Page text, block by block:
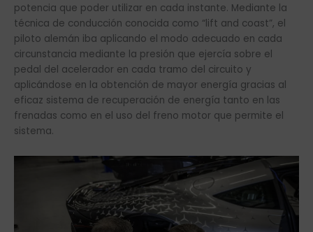
potencia que poder utilizar en cada instante. Mediante la
técnica de conducción conocida como “lift and coast”, el
piloto alemán iba aplicando el modo adecuado en cada
circunstancia mediante la presión que ejercía sobre el
pedal del acelerador en cada tramo del circuito y
aplicándose en la obtención de mayor energía gracias al
eficaz sistema de recuperación de energía tanto en las
frenadas como en el uso del freno motor que permite el
sistema.